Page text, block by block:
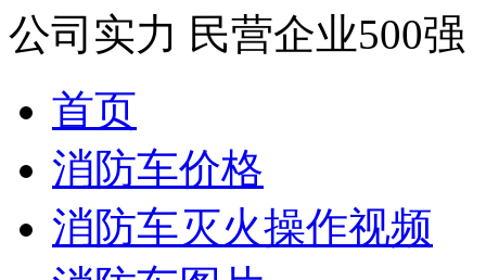
公司实力 民营企业500强
首页
消防车价格
消防车灭火操作视频